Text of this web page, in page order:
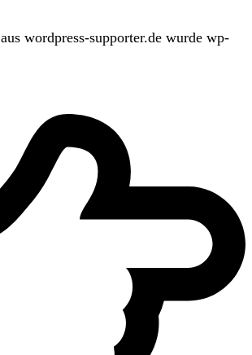
aus wordpress-supporter.de wurde wp-